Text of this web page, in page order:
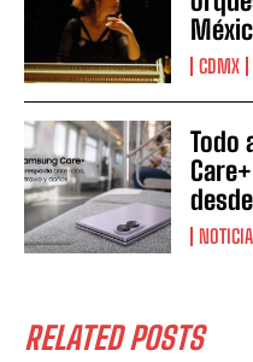
CDMX
Todo
RELATED POSTS